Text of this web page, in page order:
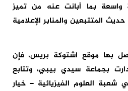
واسعة بما أبانت عنه من تميز
المتتبعين والمنابر الإعلامية
بها موقع اشتوكة بريس، فإن
بجماعة سيدي بيبي، وتتابع
شعبة العلوم الفيزيائية – خيار